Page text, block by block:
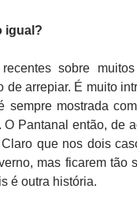
igual?
sobre
de arrepiar. É muito
sempre mostrada
O Pantanal então, de
que nos dois
mas ficarem tão
é outra história.